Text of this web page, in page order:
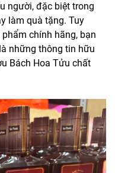
người, đặc biệt trong
làm quà tặng. Tuy
chính hãng, bạn
những thông tin hữu
Bách Hoa Tửu chất